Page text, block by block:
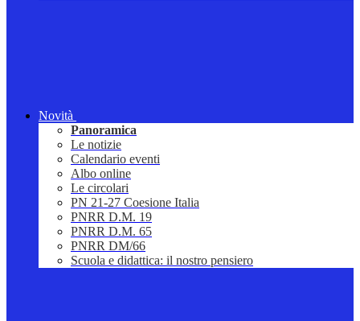
Novità
Panoramica
Le notizie
Calendario eventi
Albo online
Le circolari
PN 21-27 Coesione Italia
PNRR D.M. 19
PNRR D.M. 65
PNRR DM/66
Scuola e didattica: il nostro pensiero